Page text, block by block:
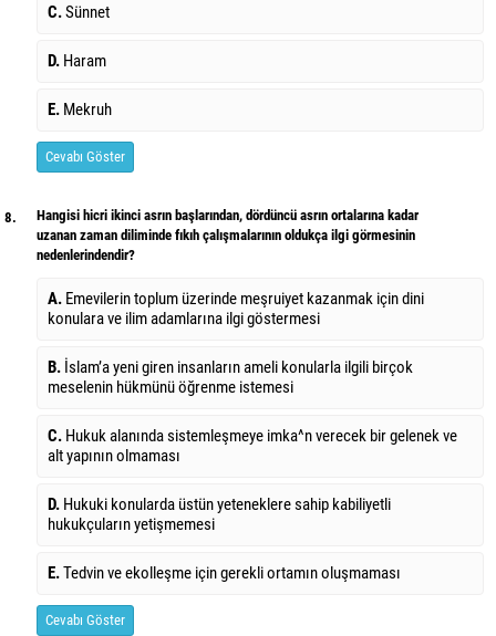
C.Sünnet
D. Haram
E. Mekruh
Cevabı Göster
8.
Hangisi hicri ikinci asrın başlarından, dördüncü asrın ortalarına kadar
uzanan zaman diliminde fıkıh çalışmalarının oldukça ilgi görmesinin
nedenlerindendir?
A. Emevilerin toplum üzerinde meşruiyet kazanmak için dini
konulara ve ilim adamlarına ilgi göstermesi
B. İslam’a yeni giren insanların ameli konularla ilgili birçok
meselenin hükmünü öğrenme istemesi
C. Hukuk alanında sistemleşmeye imka^n verecek bir gelenek ve
alt yapının olmaması
D. Hukuki konularda üstün yeteneklere sahip kabiliyetli
hukukçuların yetişmemesi
E.Tedvin ve ekolleşme için gerekli ortamın oluşmaması
Cevabı Göster